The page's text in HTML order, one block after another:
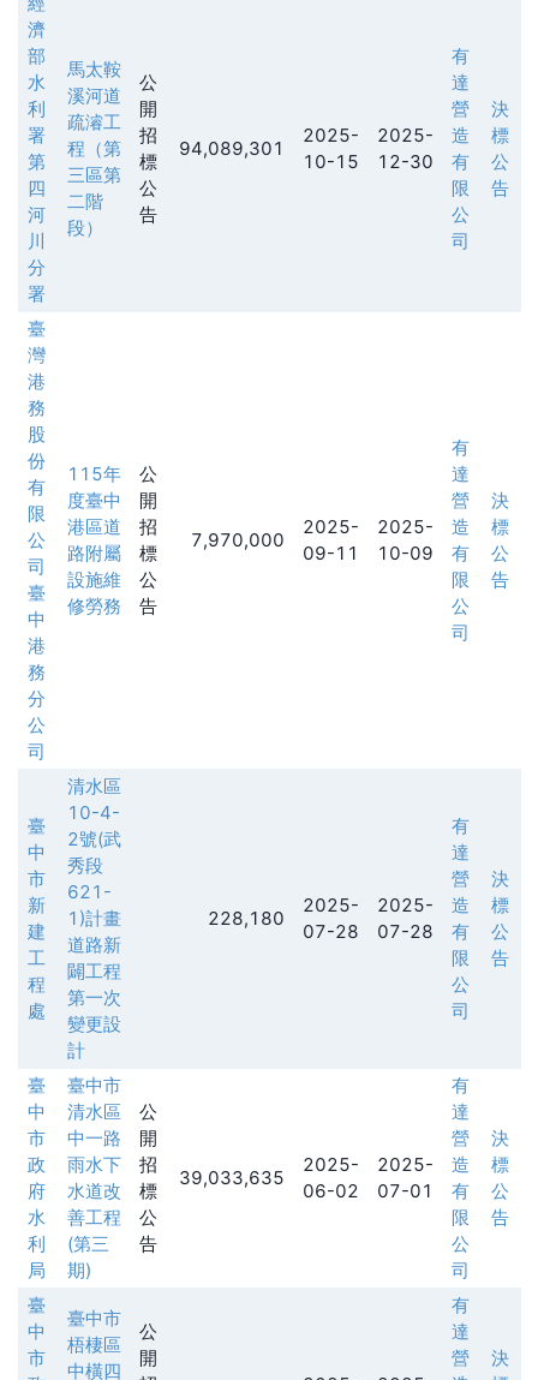
濟
部
水
利
署
第
四
河
川
分
署
馬太鞍
溪河道
疏濬工
程（第
三區第
二階
段）
公
開
招
標
公
告
94,089,301
2025-
10-15
2025-
12-30
有
達
營
造
有
限
公
司
決
標
公
告
臺
灣
港
務
股
份
有
限
公
司
臺
中
港
務
分
公
司
115年
度臺中
港區道
路附屬
設施維
修勞務
公
開
招
標
公
告
7,970,000
2025-
09-11
2025-
10-09
有
達
營
造
有
限
公
司
決
標
公
告
臺
中
市
新
建
工
程
處
清水區
10-4-
2號(武
秀段
621-
1)計畫
道路新
闢工程
第一次
變更設
計
228,180
2025-
07-28
2025-
07-28
有
達
營
造
有
限
公
司
決
標
公
告
臺
中
市
政
府
水
利
局
臺中市
清水區
中一路
雨水下
水道改
善工程
(第三
期)
公
開
招
標
公
告
39,033,635
2025-
06-02
2025-
07-01
有
達
營
造
有
限
公
司
決
標
公
告
臺
中
市
臺中市
梧棲區
中橫四
公
開
有
達
營
決